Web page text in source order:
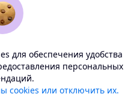
Беларуси
для обеспечения удобства
персональных
cookies или отключить их.